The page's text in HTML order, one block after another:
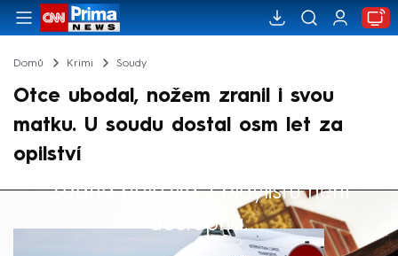
Domů Krimi Soudy
Otce ubodal, nožem zranil i svou
matku. U soudu dostal osm let za
opilství
Žádná položka z playlistu není
dostupná.